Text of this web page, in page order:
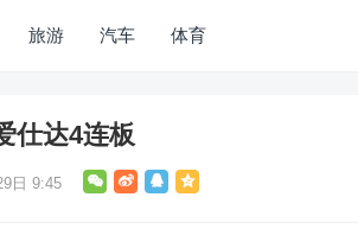
旅游 汽车 体育
仕达4连板
日 9:45